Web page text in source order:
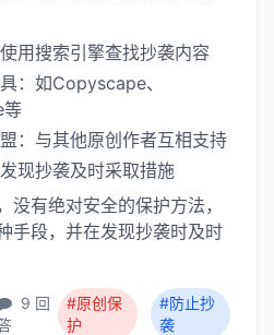
用搜索引擎查找抄袭内容
：如Copyscape、
：与其他原创作者互相支持
现抄袭及时采取措施
没有绝对安全的保护方法，
手段，并在发现抄袭时及时
9 回
#原创保
护
#防止抄
袭